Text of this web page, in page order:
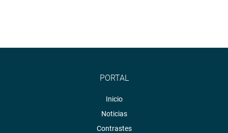
PORTAL
Inicio
Noticias
Contrastes